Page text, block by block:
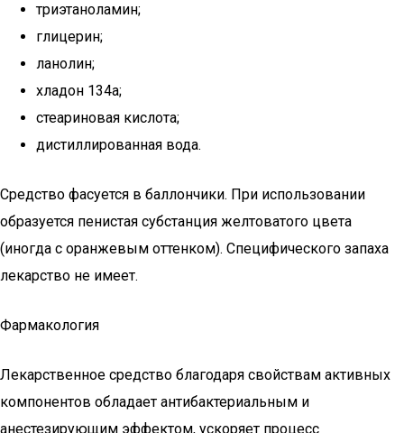
триэтаноламин;
глицерин;
ланолин;
хладон 134а;
стеариновая кислота;
дистиллированная вода.
Средство фасуется в баллончики. При использовании
образуется пенистая субстанция желтоватого цвета
(иногда с оранжевым оттенком). Специфического запаха
лекарство не имеет.
Фармакология
Лекарственное средство благодаря свойствам активных
компонентов обладает антибактериальным и
анестезирующим эффектом, ускоряет процесс